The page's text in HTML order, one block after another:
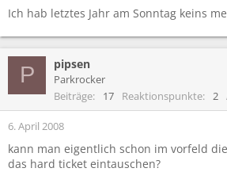
Ich hab letztes Jahr am Sonntag keins
P pipsen
Parkrocker
Beiträge
17 Reaktionspunkte 2
6. April 2008
kann man eigentlich schon im vorfeld
das hard ticket eintauschen?